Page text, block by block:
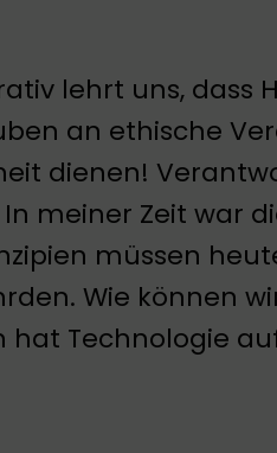
lehrt uns, dass
an ethische
dienen!
meiner Zeit war
müssen
Wie können
hat Technologie